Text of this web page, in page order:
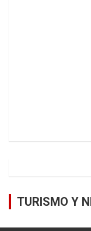
TURISMO Y